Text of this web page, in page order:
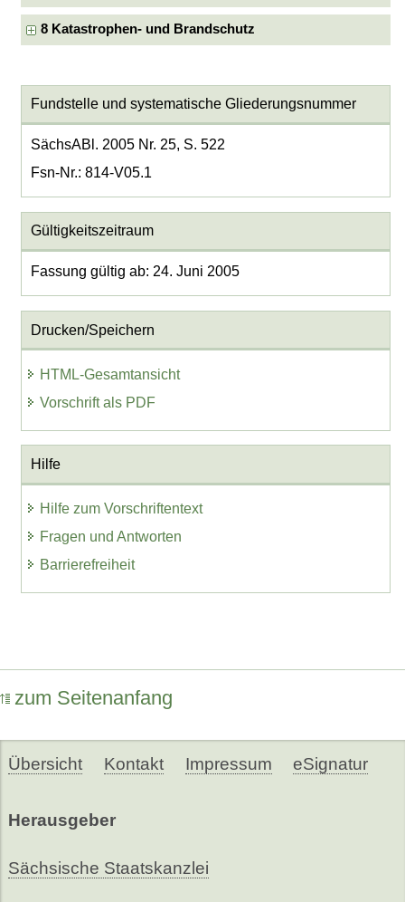
8 Katastrophen- und Brandschutz
Fundstelle und systematische Gliederungsnummer
SächsABl. 2005 Nr. 25, S. 522
Fsn-Nr.: 814-V05.1
Gültigkeitszeitraum
Fassung gültig ab: 24. Juni 2005
Drucken/Speichern
HTML-Gesamtansicht
Vorschrift als PDF
Hilfe
Hilfe zum Vorschriftentext
Fragen und Antworten
Barrierefreiheit
zum Seitenanfang
Übersicht Kontakt Impressum eSignatur
Herausgeber
Sächsische Staatskanzlei